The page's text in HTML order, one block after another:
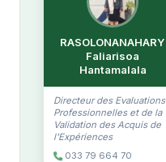
RASOLONANAHARY
Faliarisoa
Hantamalala
Directeur des Evaluations
Professionnelles et de la
Validation des Acquis de
l'Expériences
033 79 664 70